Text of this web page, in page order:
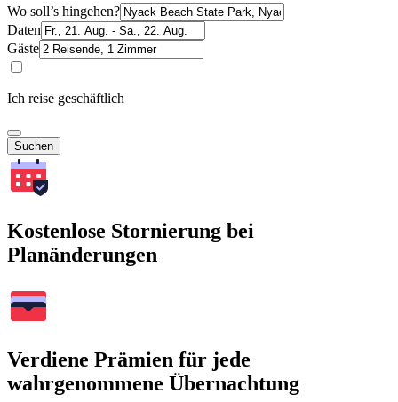
Wo soll’s hingehen?
Daten
Gäste
Ich reise geschäftlich
Suchen
Kostenlose Stornierung bei
Planänderungen
Verdiene Prämien für jede
wahrgenommene Übernachtung